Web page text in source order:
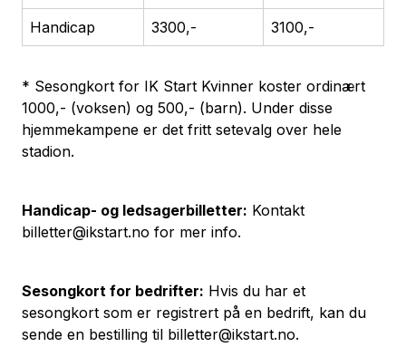
Handicap 3300,- 3100,-
* Sesongkort for IK Start Kvinner koster ordinært
1000,- (voksen) og 500,- (barn). Under disse
hjemmekampene er det fritt setevalg over hele
stadion.
Handicap- og ledsagerbilletter: Kontakt
billetter@ikstart.no for mer info.
Sesongkort for bedrifter: Hvis du har et
sesongkort som er registrert på en bedrift, kan du
sende en bestilling til billetter@ikstart.no.